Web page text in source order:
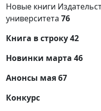
Новые книги
университета 76
Книга в строку 42
Новинки марта 46
Анонсы мая 67
Конкурс